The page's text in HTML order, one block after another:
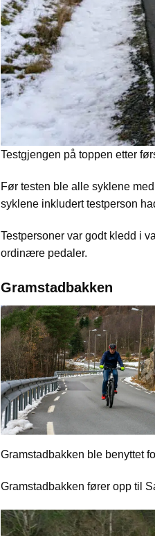
Testgjengen på toppen etter
Før testen ble alle syklene
syklene inkludert testperson
Testpersoner var godt kledd i
ordinære pedaler.
Gramstadbakken
Gramstadbakken ble benyttet
Gramstadbakken fører opp til